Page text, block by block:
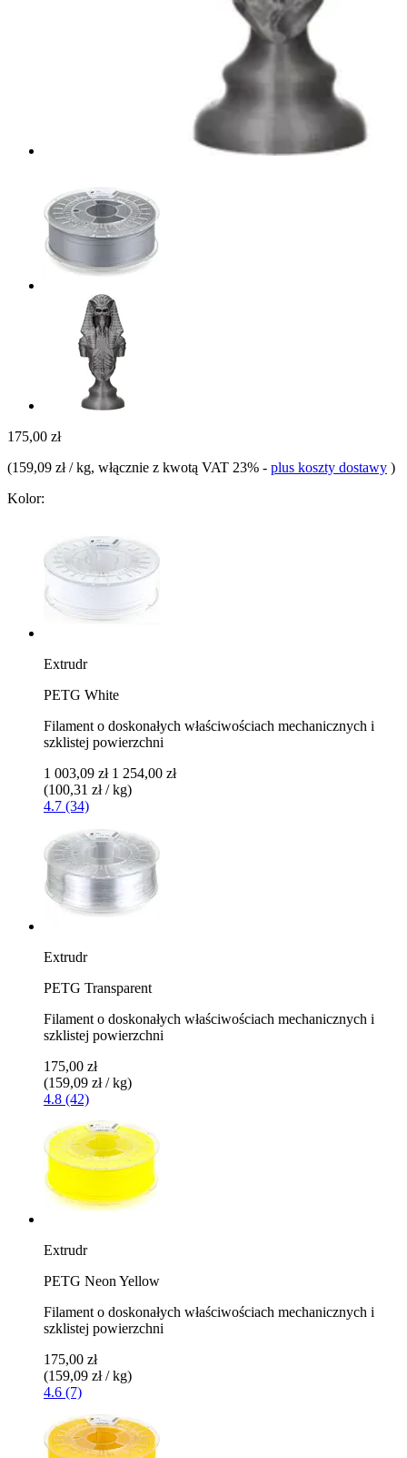
175,00 zł
(159,09 zł / kg, włącznie z kwotą VAT 23% - plus koszty dostawy )
Kolor:
Extrudr
PETG White
Filament o doskonałych właściwościach mechanicznych i
szklistej powierzchni
1 003,09 zł 1 254,00 zł
(100,31 zł / kg)
4.7 (34)
Extrudr
PETG Transparent
Filament o doskonałych właściwościach mechanicznych i
szklistej powierzchni
175,00 zł
(159,09 zł / kg)
4.8 (42)
Extrudr
PETG Neon Yellow
Filament o doskonałych właściwościach mechanicznych i
szklistej powierzchni
175,00 zł
(159,09 zł / kg)
4.6 (7)